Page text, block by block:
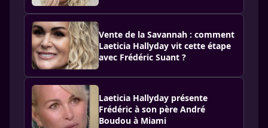
Vente de la Savannah : comment
Laeticia Hallyday vit cette étape
avec Frédéric Suant ?
Laeticia Hallyday présente
Frédéric à son père André
Boudou à Miami